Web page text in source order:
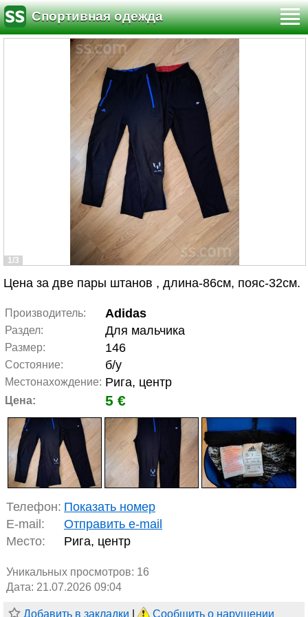
Спортивная одежда
1/3
Цена за две пары штанов , длина-86см, пояс-32см.
Производитель: Adidas
Раздел: Для мальчика
Размер: 146
Состояние: б/у
Местонахождение: Рига, центр
Цена: 5 €
Телефон: Показать номер
E-mail:
Отправить e-mail
Место:
Рига, центр
Уникальных просмотров: 16
Дата: 21.07.2026 09:04
Добавить в закладки Сообщить о нарушении